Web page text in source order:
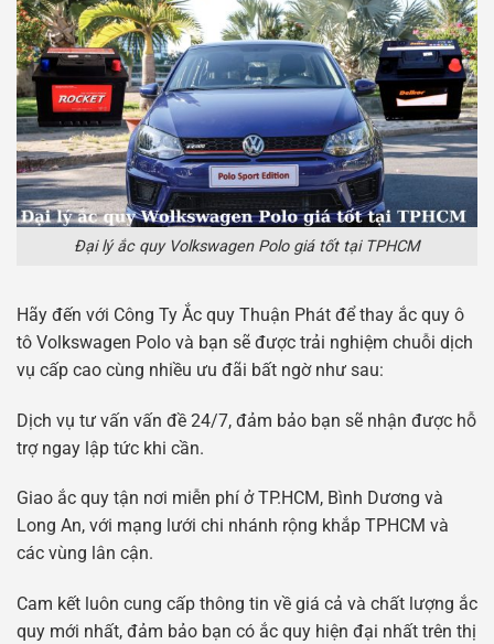
Đại lý ắc quy Volkswagen Polo giá tốt tại TPHCM
Hãy đến với Công Ty Ắc quy Thuận Phát để thay ắc quy ô
tô Volkswagen Polo và bạn sẽ được trải nghiệm chuỗi dịch
vụ cấp cao cùng nhiều ưu đãi bất ngờ như sau:
Dịch vụ tư vấn vấn đề 24/7, đảm bảo bạn sẽ nhận được hỗ
trợ ngay lập tức khi cần.
Giao ắc quy tận nơi miễn phí ở TP.HCM, Bình Dương và
Long An, với mạng lưới chi nhánh rộng khắp TPHCM và
các vùng lân cận.
Cam kết luôn cung cấp thông tin về giá cả và chất lượng ắc
quy mới nhất, đảm bảo bạn có ắc quy hiện đại nhất trên thị